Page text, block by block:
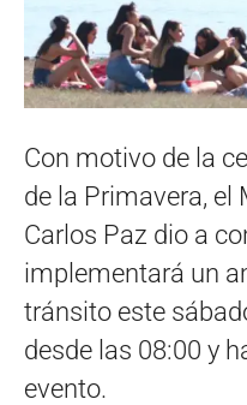
Con motivo de la
de la Primavera, el
Carlos Paz dio a
implementará un
tránsito este
desde las 08:00 y
evento.